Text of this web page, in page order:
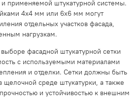
и применяемой штукатурной системы.
4х4 мм или 6х6 мм могут
отдельных участков фасада,
нагрузкам.
фасадной штукатурной сетки
с используемыми материалами
и отделки. Сетки должны быть
щелочной среде штукатурки, а также
и устойчивостью к внешним